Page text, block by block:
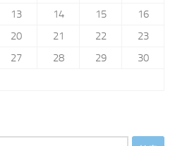
13 14 15
16
20 21 22
23
27 28 29
30